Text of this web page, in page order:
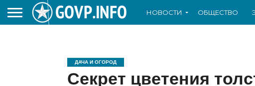
НОВОСТИ ОБЩЕСТВО
ДАЧА И ОГОРОД
Секрет цветения